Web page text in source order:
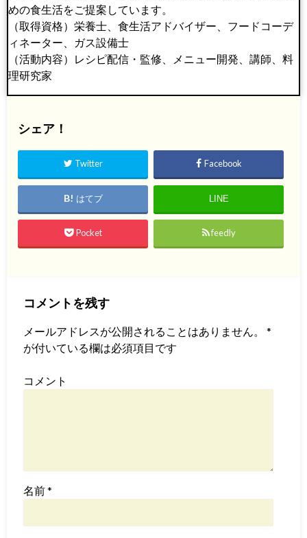
めの食生活をご提案しています。
（取得資格）栄養士、食生活アドバイザー、フードコーデ
ィネーター、ガス設備士
（活動内容）レシピ配信・監修、メニュー開発、講師、料
理研究家
シェア！
Twitter Facebook
はてブ LINE
Pocket feedly
コメントを残す
メールアドレスが公開されることはありません。
*
が付いている欄は必須項目です
コメント
名前*